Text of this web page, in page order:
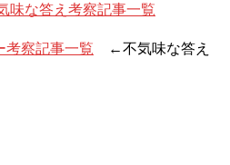
味な答え考察記事一覧
考察記事一覧 ←不気味な答え